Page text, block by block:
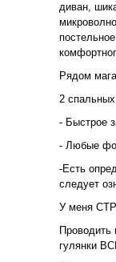
диван,
Рядом
2
- Быстрое
- Любые
-Есть
следует
У меня
Проводить
гулянки